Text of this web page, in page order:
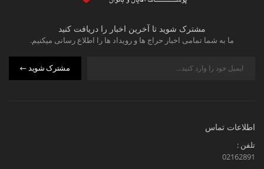
مشترک شوید تا آخرین اخبار را دریافت کنید
ما به شما تمامی اخبار حراج ها و رویداد ها را اطلاع رسانی میکنیم.
مشترک شوید
اطلاعات تماس
تلفن :
02162891